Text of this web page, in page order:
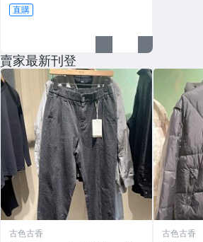
直購
賣家最新刊登
古色古香 古色古香